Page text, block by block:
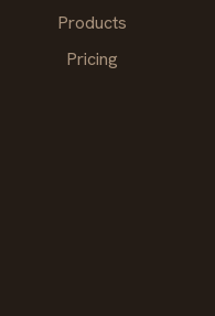
Products
Pricing